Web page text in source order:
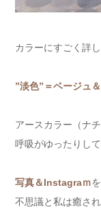
カラーにすごく詳
”淡色”＝ベージュ
アースカラー（ナ
呼吸がゆったりし
写真＆Instagraｍ
不思議と私は癒され